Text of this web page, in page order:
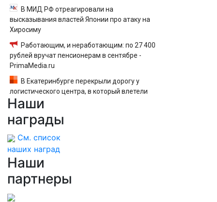
В МИД РФ отреагировали на
высказывания властей Японии про атаку на
Хиросиму
Работающим, и неработающим: по 27 400
рублей вручат пенсионерам в сентябре -
PrimaMedia.ru
В Екатеринбурге перекрыли дорогу у
логистического центра, в который влетели
БПЛА
Наши
награды
См. список
наших наград
Наши
партнеры